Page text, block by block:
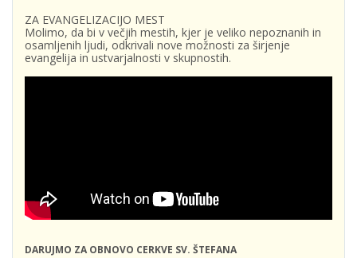
ZA EVANGELIZACIJO MEST
Molimo, da bi v večjih mestih, kjer je veliko nepoznanih in
osamljenih ljudi, odkrivali nove možnosti za širjenje
evangelija in ustvarjalnosti v skupnostih.
DARUJMO ZA OBNOVO CERKVE SV. ŠTEFANA